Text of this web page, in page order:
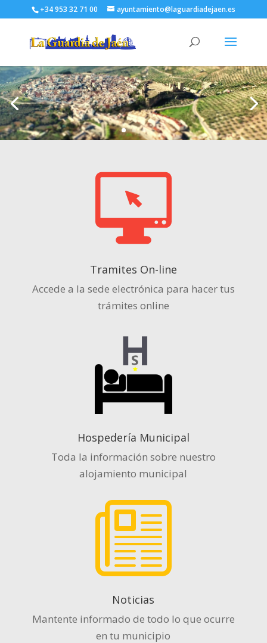
+34 953 32 71 00 ayuntamiento@laguardiadejaen.es
Tramites On-line
Accede a la sede electrónica para hacer tus
trámites online
Hospedería Municipal
Toda la información sobre nuestro
alojamiento municipal
Noticias
Mantente informado de todo lo que ocurre
en tu municipio